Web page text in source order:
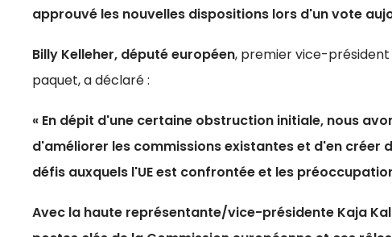
approuvé les nouvelles dispositions lors d'un vote
Billy Kelleher, député européen, premier vice-
paquet, a déclaré :
« En dépit d'une certaine obstruction initiale, nous
d'améliorer les commissions existantes et d'en créer
défis auxquels l'UE est confrontée et les
Avec la haute représentante/vice-présidente Kaja